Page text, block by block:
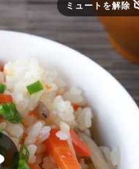
ミュートを解除